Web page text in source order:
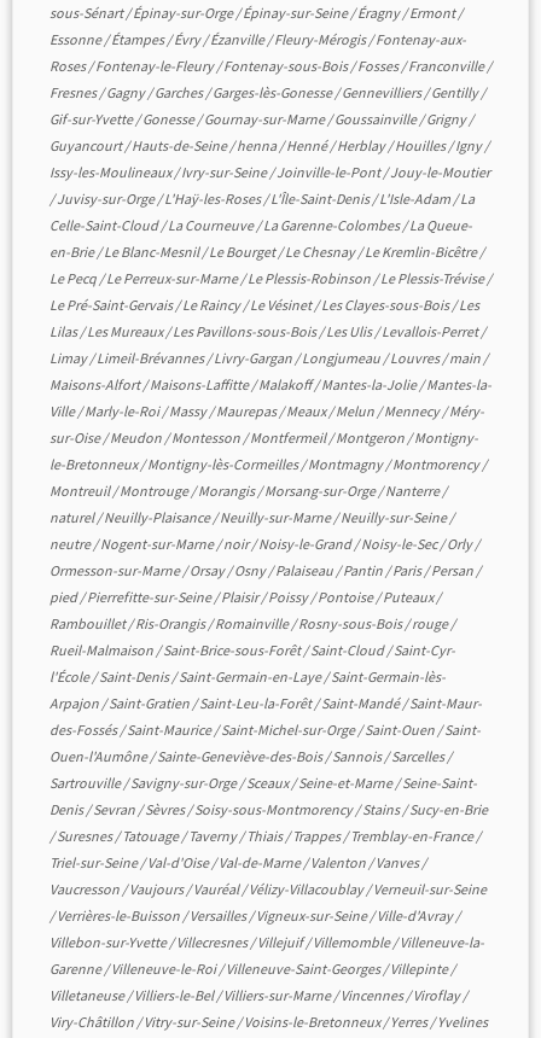
sous-Sénart/Épinay-sur-Orge/Épinay-sur-Seine/Éragny/Ermont/
Essonne/Étampes/Évry/Ézanville/Fleury-Mérogis/Fontenay-aux-
Roses/Fontenay-le-Fleury/Fontenay-sous-Bois/Fosses/Franconville/
Fresnes/Gagny/Garches/Garges-lès-Gonesse/Gennevilliers/Gentilly/
Gif-sur-Yvette/Gonesse/Gournay-sur-Marne/Goussainville/Grigny/
Guyancourt/Hauts-de-Seine/henna/Henné/Herblay/Houilles/Igny/
Issy-les-Moulineaux/Ivry-sur-Seine/Joinville-le-Pont/Jouy-le-Moutier
/Juvisy-sur-Orge/L'Haÿ-les-Roses/L'Île-Saint-Denis/L'Isle-Adam /La
Celle-Saint-Cloud/La Courneuve/La Garenne-Colombes/La Queue-
en-Brie/Le Blanc-Mesnil/Le Bourget/Le Chesnay/Le Kremlin-Bicêtre/
Le Pecq /Le Perreux-sur-Marne/Le Plessis-Robinson /Le Plessis-Trévise/
Le Pré-Saint-Gervais/Le Raincy/Le Vésinet/Les Clayes-sous-Bois/Les
Lilas/Les Mureaux/Les Pavillons-sous-Bois/Les Ulis/Levallois-Perret/
Limay/Limeil-Brévannes/Livry-Gargan /Longjumeau /Louvres/main /
Maisons-Alfort/Maisons-Laffitte/Malakoff/Mantes-la-Jolie/Mantes-la-
Ville/Marly-le-Roi/Massy/Maurepas/Meaux/Melun /Mennecy/Méry-
sur-Oise/Meudon /Montesson /Montfermeil/Montgeron /Montigny-
le-Bretonneux/Montigny-lès-Cormeilles/Montmagny/Montmorency/
Montreuil/Montrouge/Morangis/Morsang-sur-Orge/Nanterre/
naturel/Neuilly-Plaisance/Neuilly-sur-Marne/Neuilly-sur-Seine/
neutre/Nogent-sur-Marne/noir/Noisy-le-Grand/Noisy-le-Sec/Orly/
Ormesson-sur-Marne/Orsay/Osny/Palaiseau /Pantin /Paris/Persan /
pied/Pierrefitte-sur-Seine/Plaisir/Poissy/Pontoise/Puteaux/
Rambouillet/Ris-Orangis/Romainville/Rosny-sous-Bois/rouge/
Rueil-Malmaison /Saint-Brice-sous-Forêt/Saint-Cloud/Saint-Cyr-
l'École/Saint-Denis/Saint-Germain-en-Laye/Saint-Germain-lès-
Arpajon /Saint-Gratien /Saint-Leu-la-Forêt/Saint-Mandé/Saint-Maur-
des-Fossés/Saint-Maurice/Saint-Michel-sur-Orge/Saint-Ouen /Saint-
Ouen-l'Aumône/Sainte-Geneviève-des-Bois/Sannois/Sarcelles/
Sartrouville/Savigny-sur-Orge/Sceaux/Seine-et-Marne/Seine-Saint-
Denis/Sevran /Sèvres/Soisy-sous-Montmorency/Stains/Sucy-en-Brie
/Suresnes/Tatouage/Taverny/Thiais/Trappes/Tremblay-en-France/
Triel-sur-Seine/Val-d'Oise/Val-de-Marne/Valenton /Vanves/
Vaucresson /Vaujours/Vauréal/Vélizy-Villacoublay/Verneuil-sur-Seine
/Verrières-le-Buisson /Versailles/Vigneux-sur-Seine/Ville-d'Avray/
Villebon-sur-Yvette/Villecresnes/Villejuif/Villemomble/Villeneuve-la-
Garenne/Villeneuve-le-Roi/Villeneuve-Saint-Georges/Villepinte/
Villetaneuse/Villiers-le-Bel/Villiers-sur-Marne/Vincennes/Viroflay/
Viry-Châtillon /Vitry-sur-Seine/Voisins-le-Bretonneux/Yerres/Yvelines